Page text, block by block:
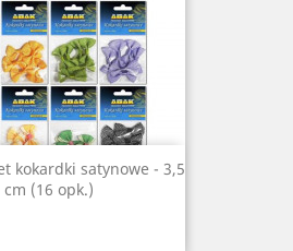
kokardki satynowe - 3,5
cm (16 opk.)